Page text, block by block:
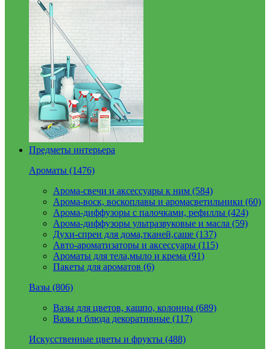
Предметы интерьера
Ароматы (1476)
Арома-свечи и аксессуары к ним (584)
Арома-воск, воскоплавы и аромасветильники (60)
Арома-диффузоры с палочками, рефиллы (424)
Арома-диффузоры ультразвуковые и масла (59)
Духи-спреи для дома,тканей,саше (137)
Авто-ароматизаторы и аксессуары (115)
Ароматы для тела,мыло и крема (91)
Пакеты для ароматов (6)
Вазы (806)
Вазы для цветов, кашпо, колонны (689)
Вазы и блюда декоративные (117)
Искусственные цветы и фрукты (488)